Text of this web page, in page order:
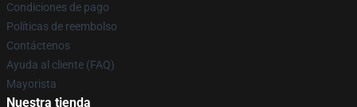
Condiciones de pago
Políticas de reembolso
Contáctenos
Ayuda al cliente (FAQ)
Mayorista
Nuestra tienda